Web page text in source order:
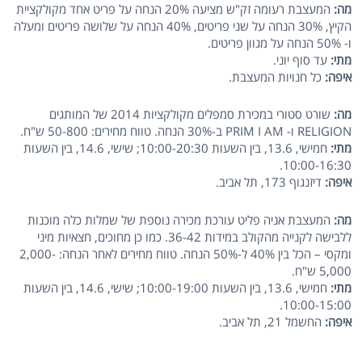
מה:
המעצבת רעומה זק"ש מציעה 20% הנחה על פריט אחד מקולקציית
הקיץ, 30% הנחה על שני פריטים, 40% הנחה על שלושה פריטים ומעלה
ו- 50% הנחה על מגוון פריטים.
מתי: עד סוף יוני.
איפה: כל חנויות המעצבת.
מה:
שורט סטורי במכירת סמפלים מקולקציות 2014 של המותגים
RELIGION ו- PRIM I AM ב-30% הנחה. טווח מחירים: 50-800 ש"ח.
מתי:
חמישי, 13.6, בין השעות 10:00-20:30; שישי, 14.6, בין השעות
10:00-16:30.
איפה: דיזנגוף 173, תל אביב.
מה: המעצבת אניה פליט עורכת מכירה נוספת של שמלות כלה מוכנות
ללבישה לקנייה מהקולב במידות 36-42. כמו כן מחוכים, חצאיות מיני
ומקסי – הכל בין 40% ל-50% הנחה. טווח מחירים לאחר הנחה: 2,000-
5,000 ש"ח.
מתי:
חמישי, 13.6, בין השעות 10:00-19:00; שישי, 14.6, בין השעות
10:00-15:00.
איפה: החשמל 21, תל אביב.